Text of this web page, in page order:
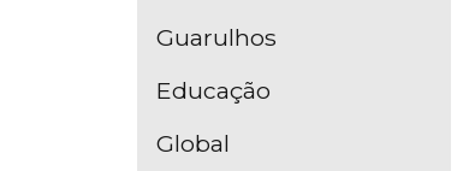
Guarulhos
Educação
Global